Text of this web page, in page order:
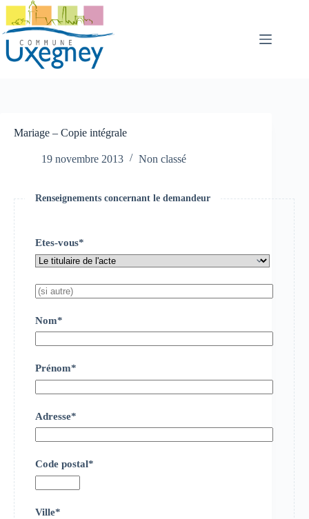
Passer
contenu
Mariage – Copie intégrale
19 novembre 2013 Non classé
Renseignements concernant le demandeur
Etes-vous*
Nom*
Prénom*
Adresse*
Code postal*
Ville*